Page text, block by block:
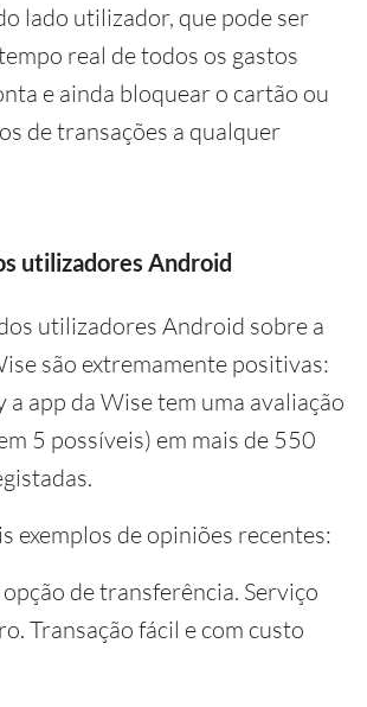
lado utilizador, que pode ser
real de todos os gastos
e ainda bloquear o cartão ou
de transações a qualquer
utilizadores Android
utilizadores Android sobre a
são extremamente positivas:
a app da Wise tem uma avaliação
5 possíveis) em mais de 550
exemplos de opiniões recentes:
opção de transferência. Serviço
Transação fácil e com custo